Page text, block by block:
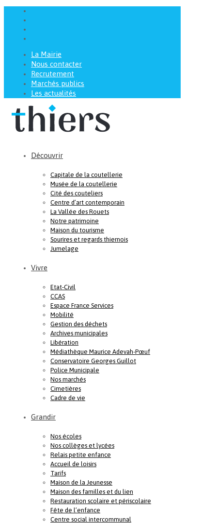
La Mairie
Nous contacter
Recrutement
Marchés publics
Les actualités
Découvrir
Capitale de la coutellerie
Musée de la coutellerie
Cité des couteliers
Centre d’art contemporain
La Vallée des Rouets
Notre patrimoine
Maison du tourisme
Sourires et regards thiernois
Jumelage
Vivre
Etat-Civil
CCAS
Espace France Services
Mobilité
Gestion des déchets
Archives municipales
Libération
Médiathèque Maurice Adevah-Pœuf
Conservatoire Georges Guillot
Police Municipale
Nos marchés
Cimetières
Cadre de vie
Grandir
Nos écoles
Nos collèges et lycées
Relais petite enfance
Accueil de loisirs
Tarifs
Maison de la Jeunesse
Maison des familles et du lien
Restauration scolaire et périscolaire
Fête de l’enfance
Centre social intercommunal